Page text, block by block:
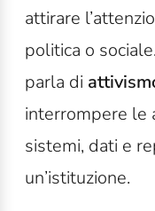
attirare
politica o
parla di
interrompere le
sistemi, dati e
un’istituzione.